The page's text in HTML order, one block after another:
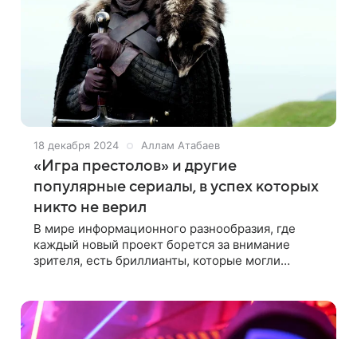
18 декабря 2024 Аллам Атабаев
«Игра престолов» и другие
популярные сериалы, в успех которых
никто не верил
В мире информационного разнообразия, где
каждый новый проект борется за внимание
зрителя, есть бриллианты, которые могли
сериалах, часто кажется,